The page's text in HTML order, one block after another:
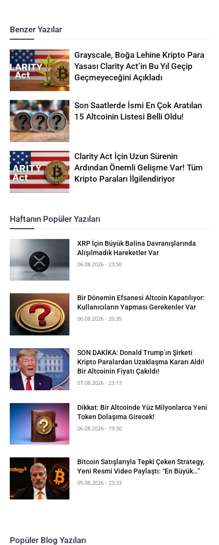
Benzer Yazılar
Grayscale, Boğa Lehine Kripto Para
Yasası Clarity Act’in Bu Yıl Geçip
Geçmeyeceğini Açıkladı
Son Saatlerde İsmi En Çok Aratılan
15 Altcoinin Listesi Belli Oldu!
Clarity Act İçin Uzun Sürenin
Ardından Önemli Gelişme Var! Tüm
Kripto Paraları İlgilendiriyor
Haftanın Popüler Yazıları
XRP İçin Büyük Balina Davranışlarında
Alışılmadık Hareketler Var
06.08.2026 - 23:50
Bir Dönemin Efsanesi Altcoin Kapatılıyor:
Kullanıcıların Yapması Gerekenler Var
06.08.2026 - 20:35
SON DAKİKA: Donald Trump’ın Şirketi
Kripto Paralardan Uzaklaşma Kararı Aldı!
Bir Altcoinin Fiyatı Çakıldı!
07.08.2026 - 23:13
Dikkat: Bir Altcoinde Yüz Milyonlarca Yeni
Token Dolaşıma Girecek!
06.08.2026 - 19:30
Bitcoin Satışlarıyla Tepki Çeken Strategy,
Yeni Resmi Video Paylaştı: “En Büyük…”
05.08.2026 - 23:33
Popüler Blog Yazıları